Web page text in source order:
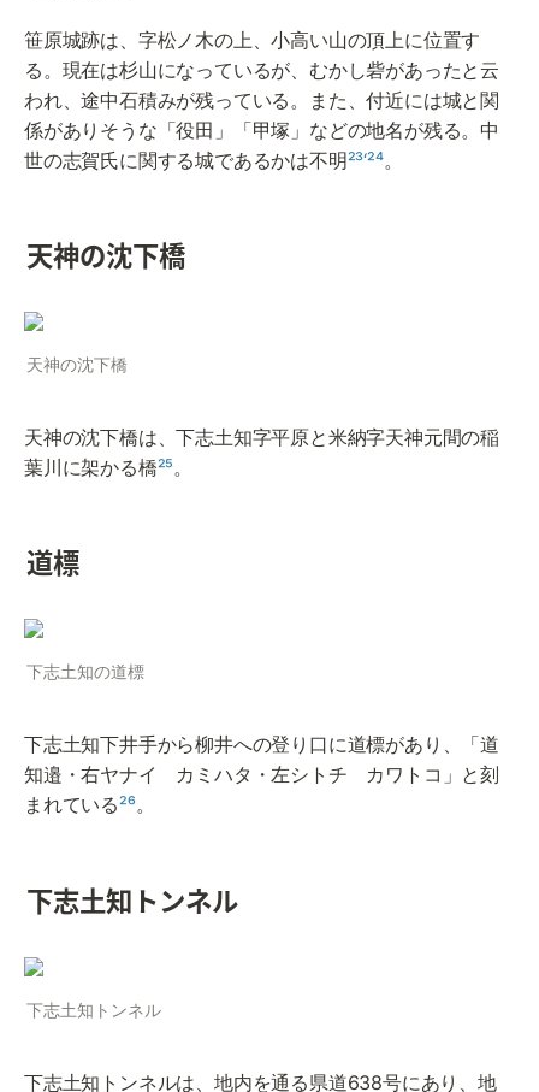
笹原城跡は、字松ノ木の上、小高い山の頂上に位置す
る。現在は杉山になっているが、むかし砦があったと云
われ、途中石積みが残っている。また、付近には城と関
係がありそうな「役田」「甲塚」などの地名が残る。中
世の志賀氏に関する城であるかは不明²³‘²⁴。
天神の沈下橋
天神の沈下橋
天神の沈下橋は、下志土知字平原と米納字天神元間の稲
葉川に架かる橋²⁵。
道標
下志土知の道標
下志土知下井手から柳井への登り口に道標があり、「道
知邉・右ヤナイ　カミハタ・左シトチ　カワトコ」と刻
まれている²⁶。
下志土知トンネル
下志土知トンネル
下志土知トンネルは、地内を通る県道638号にあり、地